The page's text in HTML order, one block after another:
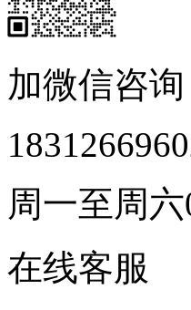
加微信咨询
周一至周六
在线客服